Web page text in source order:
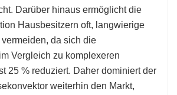
Darüber hinaus ermöglicht die
Hausbesitzern oft, langwierige
da sich die
Vergleich zu komplexeren
25 % reduziert. Daher dominiert der
weiterhin den Markt,